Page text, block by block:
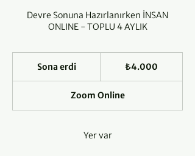
Devre Sonuna Hazırlanırken İNSAN
ONLINE - TOPLU 4 AYLIK
Sona erdi
o
a
e
₺4.000
Zoom Online
Yer var